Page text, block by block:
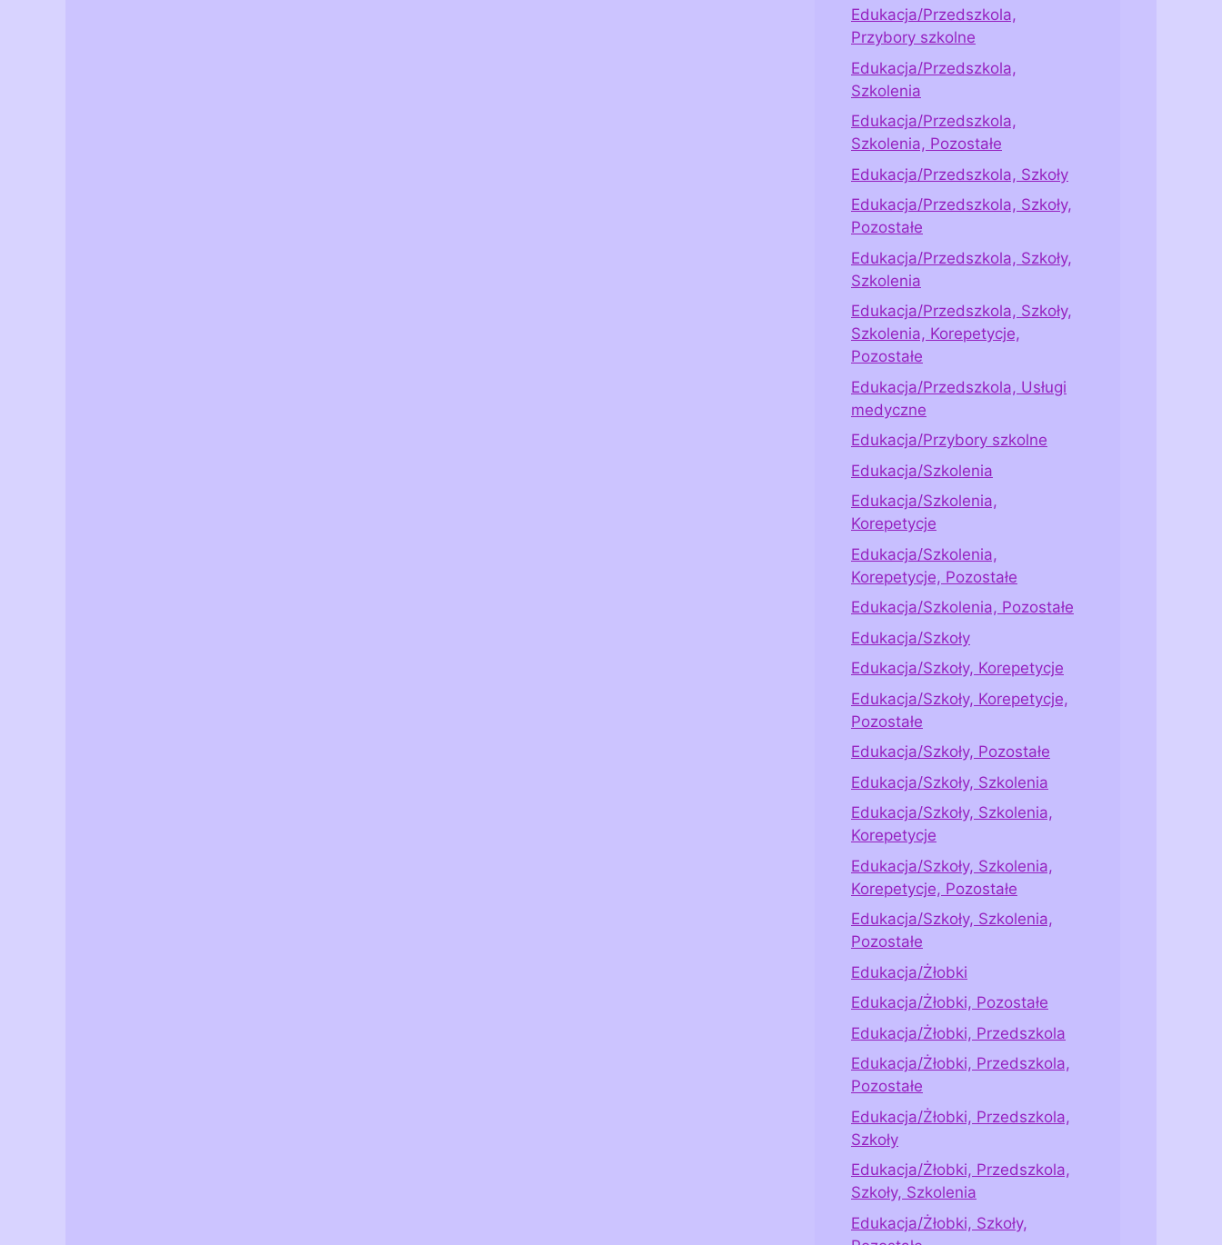
Edukacja/Przedszkola,
Przybory szkolne
Edukacja/Przedszkola,
Szkolenia
Edukacja/Przedszkola,
Szkolenia, Pozostałe
Edukacja/Przedszkola, Szkoły
Edukacja/Przedszkola, Szkoły,
Pozostałe
Edukacja/Przedszkola, Szkoły,
Szkolenia
Edukacja/Przedszkola, Szkoły,
Szkolenia, Korepetycje,
Pozostałe
Edukacja/Przedszkola, Usługi
medyczne
Edukacja/Przybory szkolne
Edukacja/Szkolenia
Edukacja/Szkolenia,
Korepetycje
Edukacja/Szkolenia,
Korepetycje, Pozostałe
Edukacja/Szkolenia, Pozostałe
Edukacja/Szkoły
Edukacja/Szkoły, Korepetycje
Edukacja/Szkoły, Korepetycje,
Pozostałe
Edukacja/Szkoły, Pozostałe
Edukacja/Szkoły, Szkolenia
Edukacja/Szkoły, Szkolenia,
Korepetycje
Edukacja/Szkoły, Szkolenia,
Korepetycje, Pozostałe
Edukacja/Szkoły, Szkolenia,
Pozostałe
Edukacja/Żłobki
Edukacja/Żłobki, Pozostałe
Edukacja/Żłobki, Przedszkola
Edukacja/Żłobki, Przedszkola,
Pozostałe
Edukacja/Żłobki, Przedszkola,
Szkoły
Edukacja/Żłobki, Przedszkola,
Szkoły, Szkolenia
Edukacja/Żłobki, Szkoły,